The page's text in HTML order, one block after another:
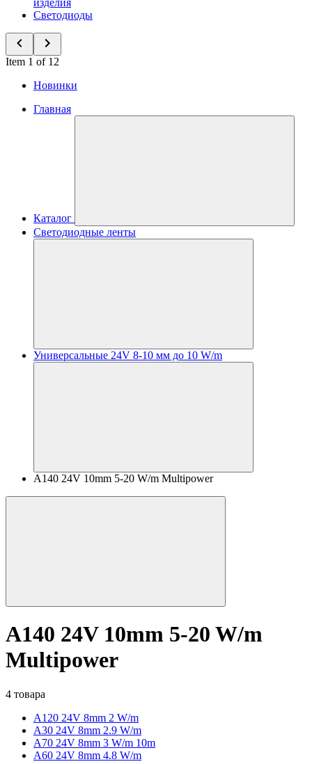
изделия
Светодиоды
Item 1 of 12
Новинки
Главная
Каталог
Светодиодные ленты
Универсальные 24V 8-10 мм до 10 W/m
A140 24V 10mm 5-20 W/m Multipower
A140 24V 10mm 5-20 W/m
Multipower
4 товара
A120 24V 8mm 2 W/m
A30 24V 8mm 2.9 W/m
A70 24V 8mm 3 W/m 10m
A60 24V 8mm 4.8 W/m